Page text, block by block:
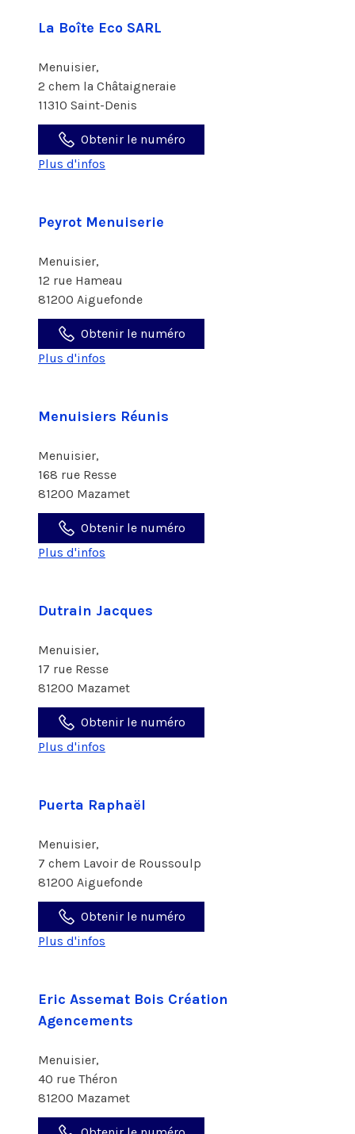
La Boîte Eco SARL
Menuisier,
2 chem la Châtaigneraie
11310 Saint-Denis
Obtenir le numéro
Plus d'infos
Peyrot Menuiserie
Menuisier,
12 rue Hameau
81200 Aiguefonde
Obtenir le numéro
Plus d'infos
Menuisiers Réunis
Menuisier,
168 rue Resse
81200 Mazamet
Obtenir le numéro
Plus d'infos
Dutrain Jacques
Menuisier,
17 rue Resse
81200 Mazamet
Obtenir le numéro
Plus d'infos
Puerta Raphaël
Menuisier,
7 chem Lavoir de Roussoulp
81200 Aiguefonde
Obtenir le numéro
Plus d'infos
Eric Assemat Bois Création
Agencements
Menuisier,
40 rue Théron
81200 Mazamet